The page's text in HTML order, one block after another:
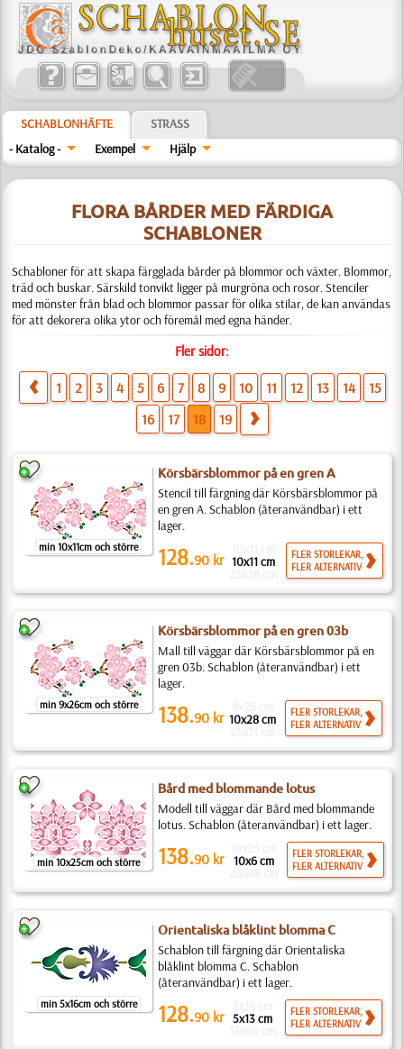
SCHABLONHÄFTE
STRASS
- Katalog -
Exempel Hjälp
FLORA BÅRDER MED FÄRDIGA
SCHABLONER
Schabloner för att skapa färgglada bårder på blommor och växter. Blommor,
träd och buskar. Särskild tonvikt ligger på murgröna och rosor. Stenciler
med mönster från blad och blommor passar för olika stilar, de kan användas
för att dekorera olika ytor och föremål med egna händer.
Fler sidor:
1 2 3 4 5 6 7 8 9 10 11 12 13 14
15
16
17 18 19
min 10x11cm och större
Körsbärsblommor på en gren A
Stencil till färgning där Körsbärsblommor på
en gren A. Schablon (återanvändbar) i ett
lager.
128.90 kr 10x11 cm
FLER STORLEKAR,
FLER ALTERNATIV
min 9x26cm och större
Körsbärsblommor på en gren 03b
Mall till väggar där Körsbärsblommor på en
gren 03b. Schablon (återanvändbar) i ett
lager.
138.90 kr 10x28 cm
FLER STORLEKAR,
FLER ALTERNATIV
min 10x25cm och större
Bård med blommande lotus
Modell till väggar där Bård med blommande
lotus. Schablon (återanvändbar) i ett lager.
138.90 kr 10x6 cm
FLER STORLEKAR,
FLER ALTERNATIV
min 5x16cm och större
Orientaliska blåklint blomma C
Schablon till färgning där Orientaliska
blåklint blomma C. Schablon
(återanvändbar) i ett lager.
128.90 kr 5x13 cm
FLER STORLEKAR,
FLER ALTERNATIV